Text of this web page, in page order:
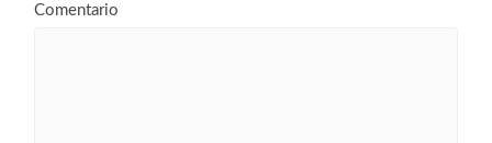
Comentario